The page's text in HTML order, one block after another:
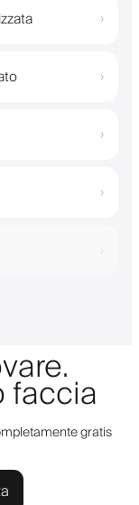
›
›
›
›
›
faccia
gratis